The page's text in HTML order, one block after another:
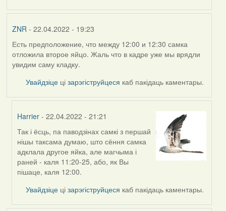
ZNR - 22.04.2022 - 19:23
Есть предположение, что между 12:00 и 12:30 самка
отложила второе яйцо. Жаль что в кадре уже мы врядли
увидим саму кладку.
Увайдзіце цізарэгіструйцеся каб пакідаць каментары.
Harrier - 22.04.2022 - 21:21
In
reply
to
by
ZNR
Так і ёсць, па паводзінах самкі з першай
нішы таксама думаю, што сёння самка
адклала другое яйка, але магчыма і
раней - каля 11:20-25, або, як Вы
пішаце, каля 12:00.
Увайдзіце цізарэгіструйцеся каб пакідаць каментары.